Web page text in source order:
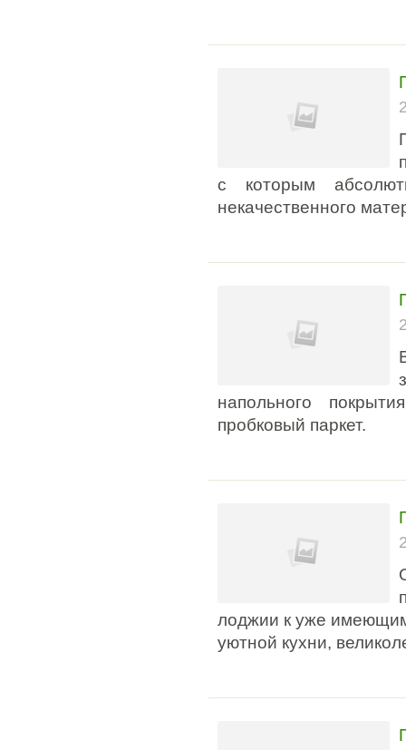
с которым
некачественного
напольного
пробковый паркет.
лоджии к уже
уютной кухни,